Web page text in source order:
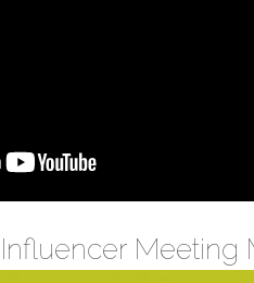
Meeting